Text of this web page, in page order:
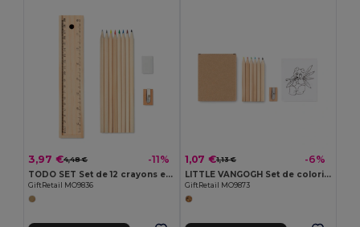
3,97 €4,48 € -11%
TODO SET Set de 12 crayons en bois
GiftRetail MO9836
1,07 €1,13 € -6%
LITTLE VANGOGH Set de coloriage
GiftRetail MO9873